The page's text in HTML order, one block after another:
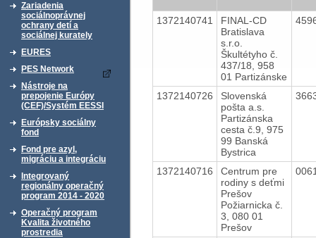
Zariadenia
sociálnoprávnej
ochrany detí a
sociálnej kurately
EURES
PES Network
Nástroje na
prepojenie Európy
(CEF)/Systém EESSI
Európsky sociálny
fond
Fond pre azyl,
migráciu a integráciu
Integrovaný
regionálny operačný
program 2014 - 2020
Operačný program
Kvalita životného
prostredia
1372140741
FINAL-CD
Bratislava
s.r.o.
Škultétyho č.
437/18, 958
01 Partizánske
1372140726
Slovenská
pošta a.s.
Partizánska
cesta č.9, 975
99 Banská
Bystrica
1372140716
Centrum pre
rodiny s deťmi
Prešov
Požiarnicka č.
3, 080 01
Prešov